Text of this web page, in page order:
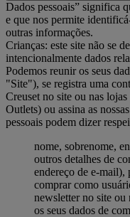
Dados pessoais” significa
e que nos permite
outras informações.
Crianças: este site não se
intencionalmente dados
Podemos reunir os seus
"Site"), se registra uma
Creuset no site ou nas
Outlets) ou assina as
pessoais podem dizer
nome, sobrenome,
outros detalhes de
endereço de e-mail),
comprar como
newsletter no site ou
os seus dados de